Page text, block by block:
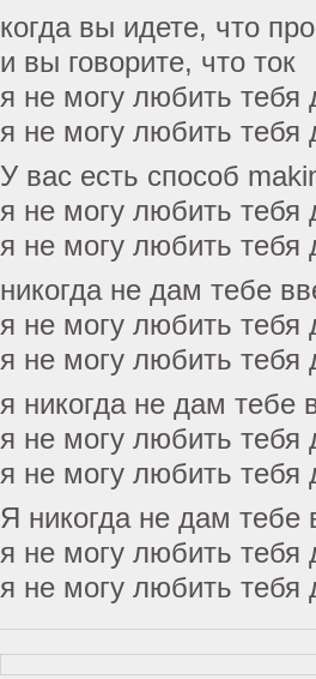
когда вы идете, что
и вы говорите, что ток
я не могу любить тебя
я не могу любить тебя
У вас есть способ
я не могу любить тебя
я не могу любить тебя
никогда не дам тебе
я не могу любить тебя
я не могу любить тебя
я никогда не дам тебе
я не могу любить тебя
я не могу любить тебя
Я никогда не дам тебе
я не могу любить тебя
я не могу любить тебя